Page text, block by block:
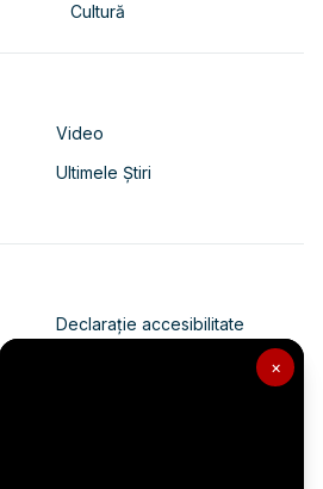
×
Cultură
Video
Ultimele Știri
Declarație accesibilitate
Politica de confidențialitate